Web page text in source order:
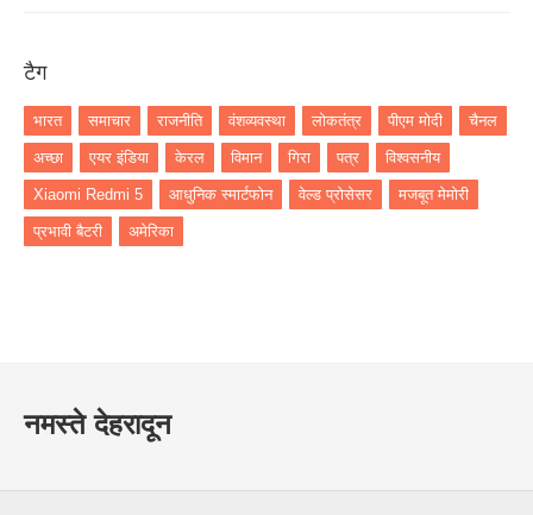
टैग
भारत समाचार राजनीति वंशव्यवस्था लोकतंत्र पीएम मोदी चैनल
अच्छा एयर इंडिया केरल विमान गिरा पत्र विश्वसनीय
Xiaomi Redmi 5 आधुनिक स्मार्टफोन वेल्ड प्रोसेसर मजबूत मेमोरी
प्रभावी बैटरी अमेरिका
नमस्ते देहरादून